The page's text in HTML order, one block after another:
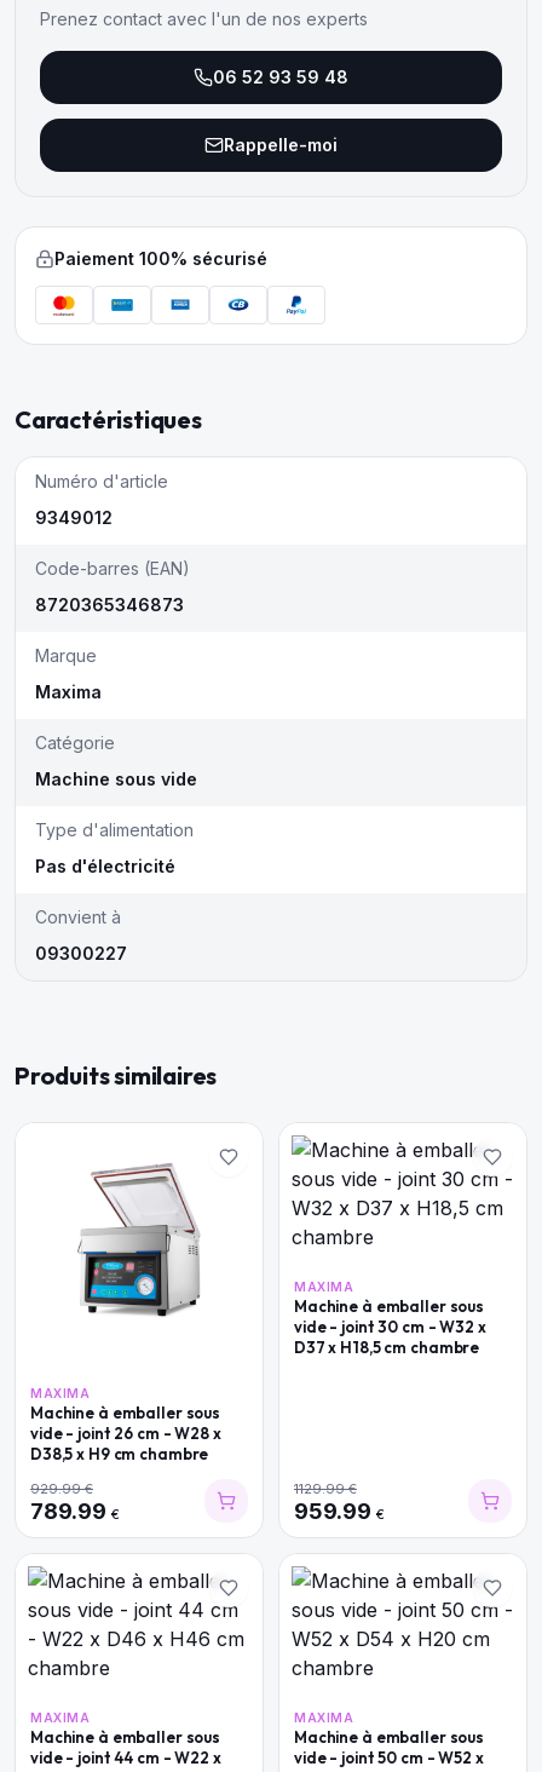
Prenez contact avec l'un de nos experts
06 52 93 59 48
Rappelle-moi
Paiement 100% sécurisé
Caractéristiques
Numéro d'article
9349012
Code-barres (EAN)
8720365346873
Marque
Maxima
Catégorie
Machine sous vide
Type d'alimentation
Pas d'électricité
Convient à
09300227
Produits similaires
MAXIMA
Machine à emballer sous
vide - joint 26 cm - W28 x
D38,5 x H9 cm chambre
929.99€
789.99 €
MAXIMA
Machine à emballer sous
vide - joint 30 cm - W32 x
D37 x H18,5 cm chambre
1129.99€
959.99 €
MAXIMA
Machine à emballer sous
vide - joint 44 cm - W22 x
MAXIMA
Machine à emballer sous
vide - joint 50 cm - W52 x